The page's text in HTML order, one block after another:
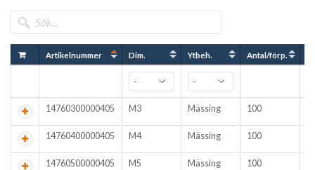
Artikelnummer Dim. Ytbeh. Antal/förp.
14760300000405 M3 Mässing 100
14760400000405 M4 Mässing 100
14760500000405 M5 Mässing 100